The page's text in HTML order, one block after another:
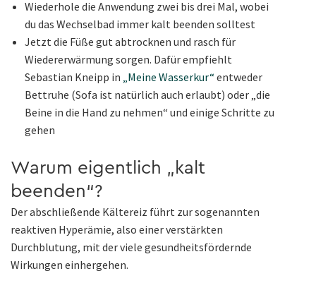
Wiederhole die Anwendung zwei bis drei Mal, wobei
du das Wechselbad immer kalt beenden solltest
Jetzt die Füße gut abtrocknen und rasch für
Wiedererwärmung sorgen. Dafür empfiehlt
Sebastian Kneipp in „Meine Wasserkur“ entweder
Bettruhe (Sofa ist natürlich auch erlaubt) oder „die
Beine in die Hand zu nehmen“ und einige Schritte zu
gehen
Warum eigentlich „kalt
beenden“?
Der abschließende Kältereiz führt zur sogenannten
reaktiven Hyperämie, also einer verstärkten
Durchblutung, mit der viele gesundheitsfördernde
Wirkungen einhergehen.